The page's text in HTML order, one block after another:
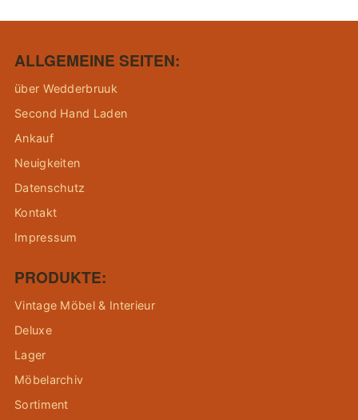
ALLGEMEINE SEITEN:
über Wedderbruuk
Second Hand Laden
Ankauf
Neuigkeiten
Datenschutz
Kontakt
Impressum
PRODUKTE:
Vintage Möbel & Interieur
Deluxe
Lager
Möbelarchiv
Sortiment